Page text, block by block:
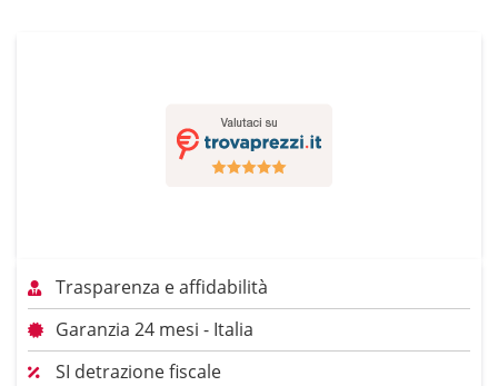
Trasparenza e affidabilità
Garanzia 24 mesi - Italia
SI detrazione fiscale